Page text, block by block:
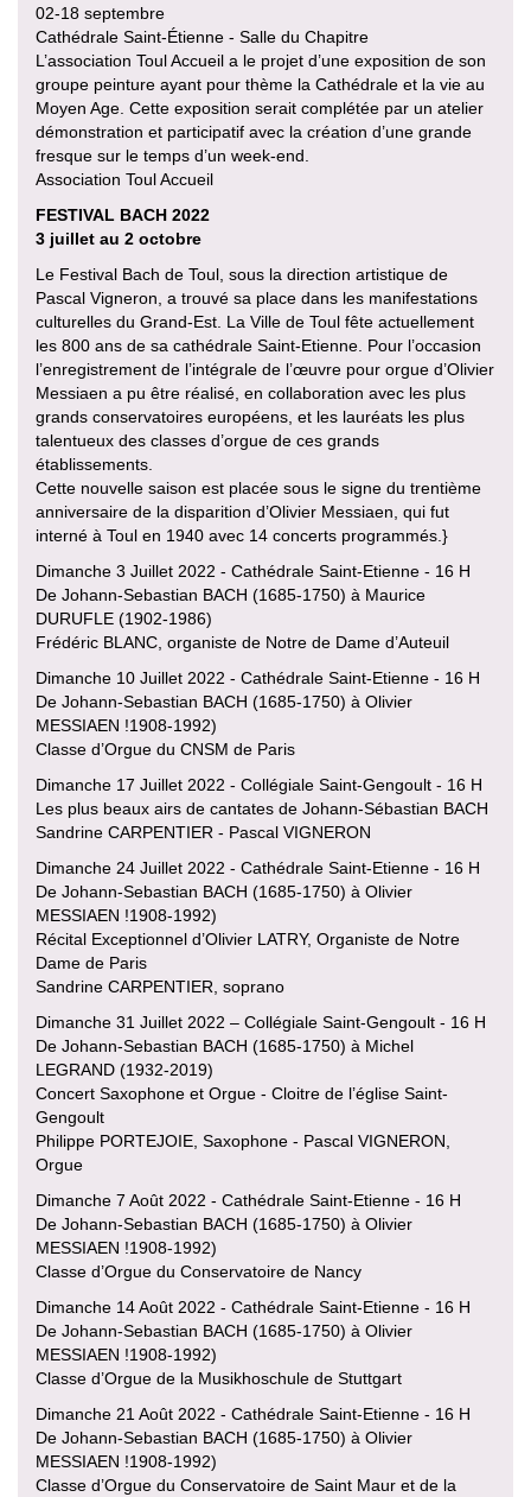
02-18 septembre
Cathédrale Saint-Étienne - Salle du Chapitre
L’association Toul Accueil a le projet d’une exposition de son
groupe peinture ayant pour thème la Cathédrale et la vie au
Moyen Age. Cette exposition serait complétée par un atelier
démonstration et participatif avec la création d’une grande
fresque sur le temps d’un week-end.
Association Toul Accueil
FESTIVAL BACH 2022
3 juillet au 2 octobre
Le Festival Bach de Toul, sous la direction artistique de
Pascal Vigneron, a trouvé sa place dans les manifestations
culturelles du Grand-Est. La Ville de Toul fête actuellement
les 800 ans de sa cathédrale Saint-Etienne. Pour l’occasion
l’enregistrement de l’intégrale de l’œuvre pour orgue d’Olivier
Messiaen a pu être réalisé, en collaboration avec les plus
grands conservatoires européens, et les lauréats les plus
talentueux des classes d’orgue de ces grands
établissements.
Cette nouvelle saison est placée sous le signe du trentième
anniversaire de la disparition d’Olivier Messiaen, qui fut
interné à Toul en 1940 avec 14 concerts programmés.}
Dimanche 3 Juillet 2022 - Cathédrale Saint-Etienne - 16 H
De Johann-Sebastian BACH (1685-1750) à Maurice
DURUFLE (1902-1986)
Frédéric BLANC, organiste de Notre de Dame d’Auteuil
Dimanche 10 Juillet 2022 - Cathédrale Saint-Etienne - 16 H
De Johann-Sebastian BACH (1685-1750) à Olivier
MESSIAEN !1908-1992)
Classe d’Orgue du CNSM de Paris
Dimanche 17 Juillet 2022 - Collégiale Saint-Gengoult - 16 H
Les plus beaux airs de cantates de Johann-Sébastian BACH
Sandrine CARPENTIER - Pascal VIGNERON
Dimanche 24 Juillet 2022 - Cathédrale Saint-Etienne - 16 H
De Johann-Sebastian BACH (1685-1750) à Olivier
MESSIAEN !1908-1992)
Récital Exceptionnel d’Olivier LATRY, Organiste de Notre
Dame de Paris
Sandrine CARPENTIER, soprano
Dimanche 31 Juillet 2022 – Collégiale Saint-Gengoult - 16 H
De Johann-Sebastian BACH (1685-1750) à Michel
LEGRAND (1932-2019)
Concert Saxophone et Orgue - Cloitre de l’église Saint-
Gengoult
Philippe PORTEJOIE, Saxophone - Pascal VIGNERON,
Orgue
Dimanche 7 Août 2022 - Cathédrale Saint-Etienne - 16 H
De Johann-Sebastian BACH (1685-1750) à Olivier
MESSIAEN !1908-1992)
Classe d’Orgue du Conservatoire de Nancy
Dimanche 14 Août 2022 - Cathédrale Saint-Etienne - 16 H
De Johann-Sebastian BACH (1685-1750) à Olivier
MESSIAEN !1908-1992)
Classe d’Orgue de la Musikhoschule de Stuttgart
Dimanche 21 Août 2022 - Cathédrale Saint-Etienne - 16 H
De Johann-Sebastian BACH (1685-1750) à Olivier
MESSIAEN !1908-1992)
Classe d’Orgue du Conservatoire de Saint Maur et de la